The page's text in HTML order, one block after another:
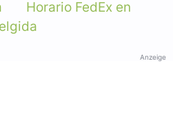
Horario FedEx en
Anzeige